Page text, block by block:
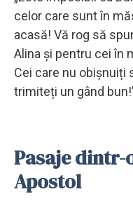
celor care sunt în
acasă! Vă rog să
Alina și pentru cei în
Cei care nu obișnuiți
trimiteți un gând
Pasaje
Apostol